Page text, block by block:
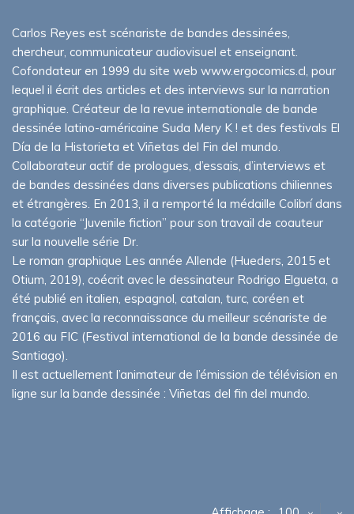
Carlos Reyes est scénariste de bandes dessinées,
chercheur, communicateur audiovisuel et enseignant.
Cofondateur en 1999 du site web www.ergocomics.cl, pour
lequel il écrit des articles et des interviews sur la narration
graphique. Créateur de la revue internationale de bande
dessinée latino-américaine Suda Mery K ! et des festivals El
Día de la Historieta et Viñetas del Fin del mundo.
Collaborateur actif de prologues, d’essais, d’interviews et
de bandes dessinées dans diverses publications chiliennes
et étrangères. En 2013, il a remporté la médaille Colibrí dans
la catégorie “Juvenile fiction” pour son travail de coauteur
sur la nouvelle série Dr.
Le roman graphique Les année Allende (Hueders, 2015 et
Otium, 2019), coécrit avec le dessinateur Rodrigo Elgueta, a
été publié en italien, espagnol, catalan, turc, coréen et
français, avec la reconnaissance du meilleur scénariste de
2016 au FIC (Festival international de la bande dessinée de
Santiago).
Il est actuellement l’animateur de l’émission de télévision en
ligne sur la bande dessinée : Viñetas del fin del mundo.